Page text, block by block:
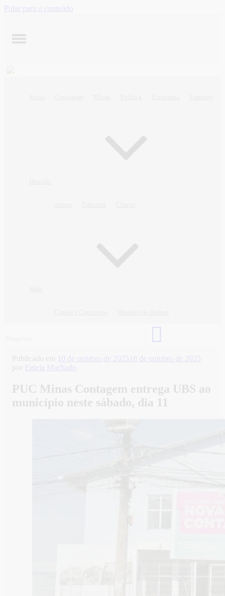
Pular para o conteúdo
Publicado em 10 de outubro de 2025 18 de outubro de 2025
por
Egleia Machado
PUC Minas Contagem entrega UBS ao
município neste sábado, dia 11